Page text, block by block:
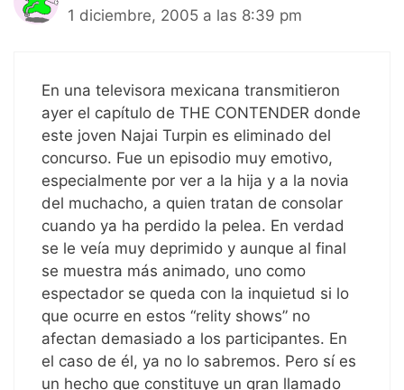
1 diciembre, 2005 a las 8:39 pm
En una televisora mexicana transmitieron
ayer el capítulo de THE CONTENDER donde
este joven Najai Turpin es eliminado del
concurso. Fue un episodio muy emotivo,
especialmente por ver a la hija y a la novia
del muchacho, a quien tratan de consolar
cuando ya ha perdido la pelea. En verdad
se le veía muy deprimido y aunque al final
se muestra más animado, uno como
espectador se queda con la inquietud si lo
que ocurre en estos “relity shows” no
afectan demasiado a los participantes. En
el caso de él, ya no lo sabremos. Pero sí es
un hecho que constituye un gran llamado